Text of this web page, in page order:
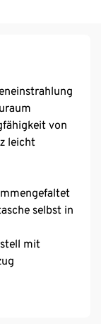
von
leicht
selbst in
mit
mit